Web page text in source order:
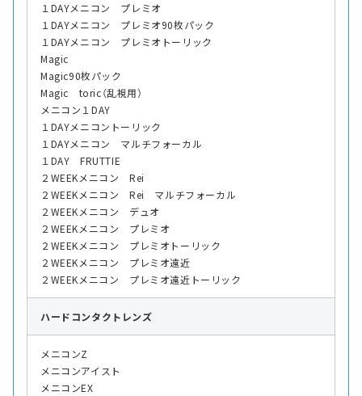
１DAYメニコン プレミオ
１DAYメニコン プレミオ90枚パック
１DAYメニコン プレミオトーリック
Magic
Magic90枚パック
Magic toric（乱視用）
メニコン１DAY
１DAYメニコントーリック
１DAYメニコン マルチフォーカル
１DAY FRUTTIE
２WEEKメニコン Rei
２WEEKメニコン Rei マルチフォーカル
２WEEKメニコン デュオ
２WEEKメニコン プレミオ
２WEEKメニコン プレミオトーリック
２WEEKメニコン プレミオ遠近
２WEEKメニコン プレミオ遠近トーリック
ハード コンタクトレンズ
メニコンZ
メニコンアイスト
メニコンEX